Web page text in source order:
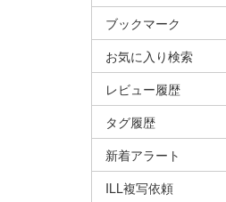
ブックマーク
お気に入り検索
レビュー履歴
タグ履歴
新着アラート
ILL複写依頼